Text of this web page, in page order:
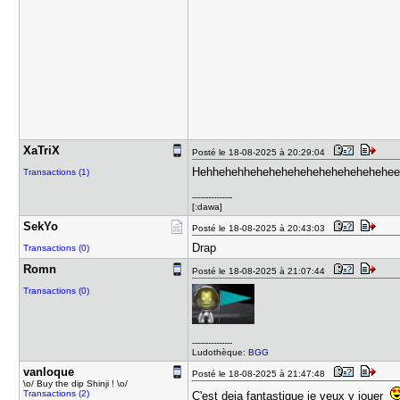
XaTriX
Transactions (1)
Posté le 18-08-2025 à 20:29:04
---------------
[:dawa]
SekYo
Transactions (0)
Posté le 18-08-2025 à 20:43:03
Drap
Romn
Transactions (0)
Posté le 18-08-2025 à 21:07:44
---------------
Ludothèque:BGG
vanloque
\o/ Buy the dip Shinji ! \o/
Transactions (2)
Posté le 18-08-2025 à 21:47:48
C'est deja fantastique je veux y jouer